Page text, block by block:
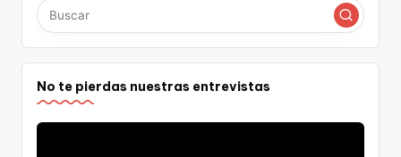
No te pierdas nuestras entrevistas